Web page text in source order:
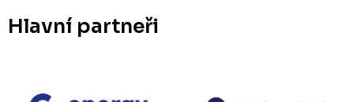
Hlavní partneři